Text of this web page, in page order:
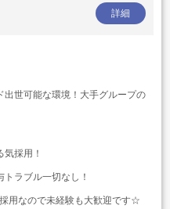
詳細
世可能な環境！大手グループの
採用！
ラブル一切なし！
用なので未経験も大歓迎です☆